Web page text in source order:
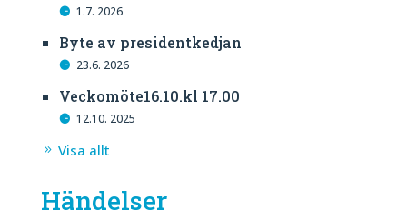
1.7. 2026
Byte av presidentkedjan
23.6. 2026
Veckomöte16.10.kl 17.00
12.10. 2025
Visa allt
Händelser